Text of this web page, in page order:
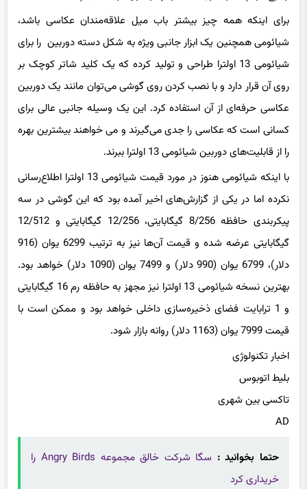
برای اینکه همه چیز بیشتر باب میل علاقه‌مندان عکاسی باشد،
شیائومی همچنین یک ابزار جانبی ویژه به شکل دسته دوربین را برای
شیائومی 13 اولترا طراحی و تولید کرده که یک کلید شاتر کوچک بر
روی آن قرار دارد و با نصب کردن روی گوشی می‌توان مانند یک دوربین
عکاسی حرفه‌ای از آن استفاده کرد. این یک وسیله جانبی عالی برای
کسانی است که عکاسی را جدی می‌گیرند و می خواهند بیشترین بهره
را از قابلیت‌های دوربین شیائومی 13 اولترا ببرند.
با اینکه شیائومی هنوز در مورد قیمت شیائومی 13 اولترا اطلاع‌رسانی
نکرده اما در یکی از گزارش‌های اخیر آمده بود که این گوشی در سه
پیکربندی حافظه 8/256 گیگابایتی، 12/256 گیگابایتی و 12/512
گیگابایتی عرضه شده و قیمت آن‌ها نیز به ترتیب 6299 یوان (916
دلار)، 6799 یوان (990 دلار) و 7499 یوان (1090 دلار) خواهد بود.
بهترین نسخه شیائومی 13 اولترا نیز مجهز به حافظه رم 16 گیگابایتی
و 1 ترابایت فضای ذخیره‌سازی داخلی خواهد بود و ممکن است با
قیمت 7999 یوان (1163 دلار) روانه بازار شود.
اخبار تکنولوژی
بلیط اتوبوس
تاکسی بین شهری
AD
حتما بخوانید :
سگا شرکت خالق مجموعه Angry Birds را
خریداری کرد